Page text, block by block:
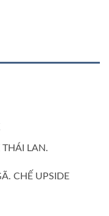
LAN.
CHẾ UPSIDE